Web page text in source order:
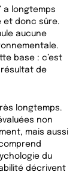
a longtemps
et donc sûre.
aucune
base : c’est
résultat de
longtemps.
non
mais aussi
du
décrivent